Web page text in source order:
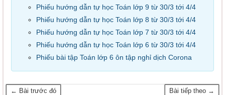
Phiếu hướng dẫn tự học Toán lớp 9 từ 30/3 tới 4/4
Phiếu hướng dẫn tự học Toán lớp 8 từ 30/3 tới 4/4
Phiếu hướng dẫn tự học Toán lớp 7 từ 30/3 tới 4/4
Phiếu hướng dẫn tự học Toán lớp 6 từ 30/3 tới 4/4
Phiếu bài tập Toán lớp 6 ôn tập nghỉ dịch Corona
← Bài trước đó Bài tiếp theo →